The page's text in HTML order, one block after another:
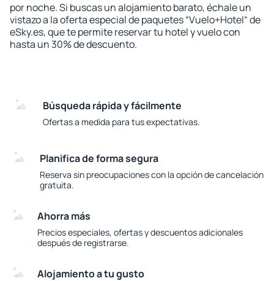
por noche. Si buscas un alojamiento barato, échale un
vistazo a la oferta especial de paquetes “Vuelo+Hotel“ de
eSky.es, que te permite reservar tu hotel y vuelo con
hasta un 30% de descuento.
Búsqueda rápida y fácilmente
Ofertas a medida para tus expectativas.
Planifica de forma segura
Reserva sin preocupaciones con la opción de cancelación
gratuita.
Ahorra más
Precios especiales, ofertas y descuentos adicionales
después de registrarse.
Alojamiento a tu gusto